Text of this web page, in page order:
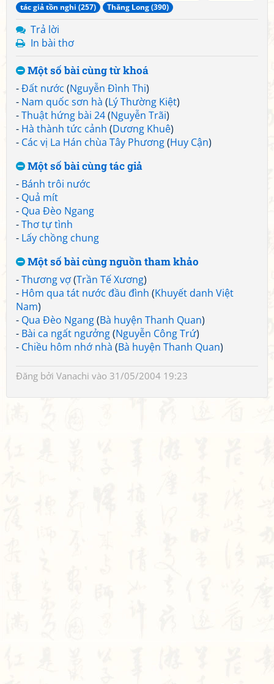
tác giả tồn nghi (257)
Thăng Long (390)
Trả lời
In bài thơ
Một số bài cùng từ khoá
-Đất nước (Nguyễn Đình Thi)
- Nam quốc sơn hà (Lý Thường Kiệt)
-Thuật hứng bài 24(Nguyễn Trãi)
- Hà thành tức cảnh (Dương Khuê)
- Các vị La Hán chùa Tây Phương(Huy Cận)
Một số bài cùng tác giả
- Bánh trôi nước
- Quả mít
- Qua Đèo Ngang
-Thơ tự tình
- Lấy chồng chung
Một số bài cùng nguồn tham khảo
-Thương vợ(Trần Tế Xương)
- Hôm qua tát nước đầu đình (Khuyết danh Việt
Nam)
- Qua Đèo Ngang(Bà huyện Thanh Quan)
- Bài ca ngất ngưởng(Nguyễn Công Trứ)
- Chiều hôm nhớ nhà (Bà huyện Thanh Quan)
Đăng bởi Vanachi vào 31/05/2004 19:23